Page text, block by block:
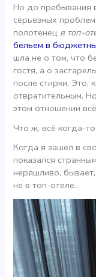
Но до пребывания
серьезных
полотенец в топ-
бельем в
шла не о том, что
гостя, а о
после стирки. Это,
отвратительным.
этом отношении
Что ж, всё когда-
Когда я зашел в
показался
неряшливо,
не в топ-отеле.